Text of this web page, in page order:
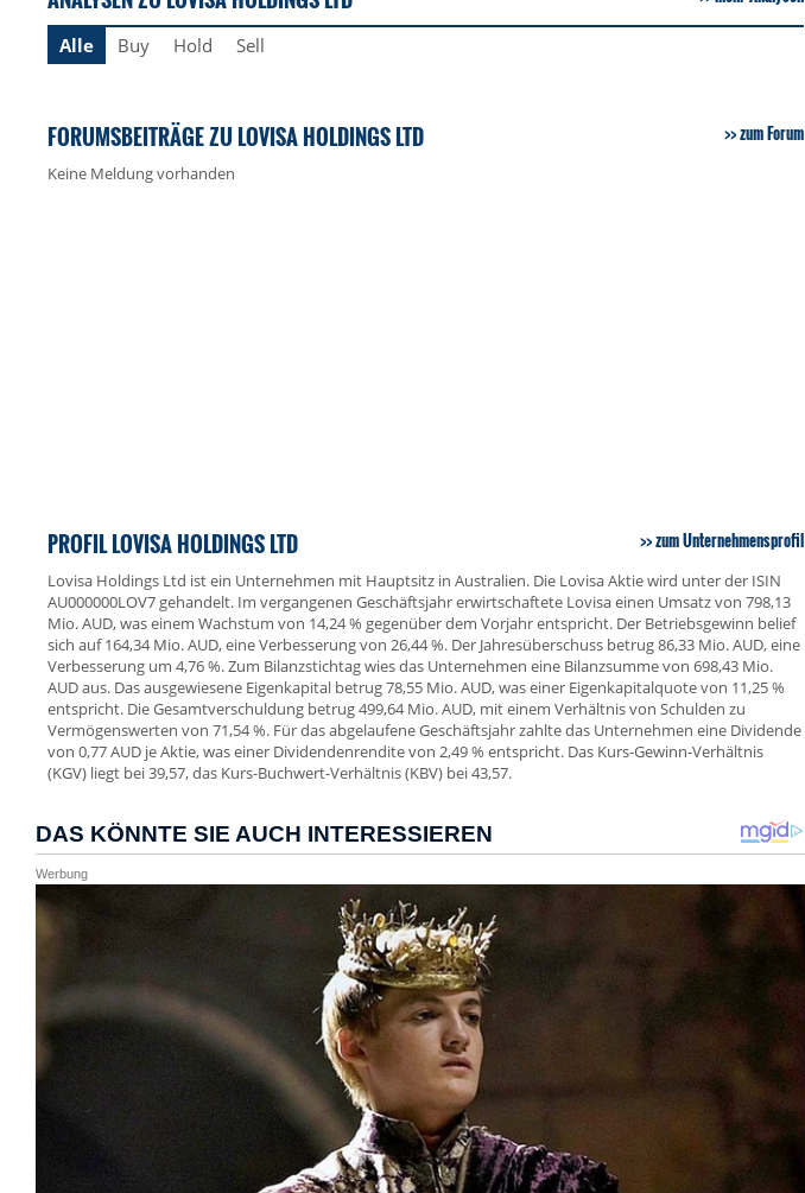
Alle Buy Hold Sell
FORUMSBEITRÄGE ZU LOVISA HOLDINGS LTD zum Forum
Keine Meldung vorhanden
PROFIL LOVISA HOLDINGS LTD zum Unternehmensprofil
Lovisa Holdings Ltd ist ein Unternehmen mit Hauptsitz in Australien. Die Lovisa Aktie wird unter der ISIN
AU000000LOV7 gehandelt. Im vergangenen Geschäftsjahr erwirtschaftete Lovisa einen Umsatz von 798,13
Mio. AUD, was einem Wachstum von 14,24 % gegenüber dem Vorjahr entspricht. Der Betriebsgewinn belief
sich auf 164,34 Mio. AUD, eine Verbesserung von 26,44 %. Der Jahresüberschuss betrug 86,33 Mio. AUD, eine
Verbesserung um 4,76 %. Zum Bilanzstichtag wies das Unternehmen eine Bilanzsumme von 698,43 Mio.
AUD aus. Das ausgewiesene Eigenkapital betrug 78,55 Mio. AUD, was einer Eigenkapitalquote von 11,25 %
entspricht. Die Gesamtverschuldung betrug 499,64 Mio. AUD, mit einem Verhältnis von Schulden zu
Vermögenswerten von 71,54 %. Für das abgelaufene Geschäftsjahr zahlte das Unternehmen eine Dividende
von 0,77 AUD je Aktie, was einer Dividendenrendite von 2,49 % entspricht. Das Kurs-Gewinn-Verhältnis
(KGV) liegt bei 39,57, das Kurs-Buchwert-Verhältnis (KBV) bei 43,57.